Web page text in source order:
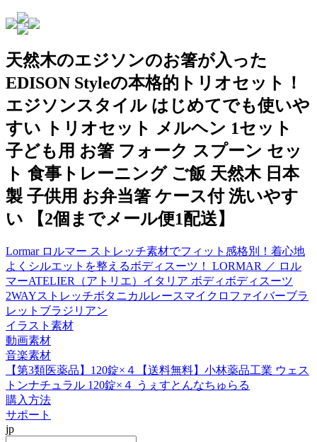
天然木のエジソンのお箸が入った
EDISON Styleの本格的トリオセット！
エジソンスタイル はじめてでも使いや
すい トリオセット メルヘン 1セット
子ども用 お箸 フォーク スプーン セッ
ト 食事トレーニング ご飯 天然木 日本
製 子供用 お弁当箸 ケース付 洗いやす
い 【2個までメール便1配送】
Lormar ロルマー ストレッチ素材でフィット感格別！着心地
よくシルエットを整えるボディスーツ！ LORMAR ／ ロル
マーATELIER（アトリエ）イタリア ボディボディスーツ
2WAYストレッチボタニカルレースマイクロファイバーブラ
レットブラジリアン
イラスト素材
動画素材
音楽素材
【第3類医薬品】120錠×４【送料無料】小林薬品工業 ウェス
トンナチュラル 120錠×４ うぇすとんなちゅらる
購入方法
サポート
jp